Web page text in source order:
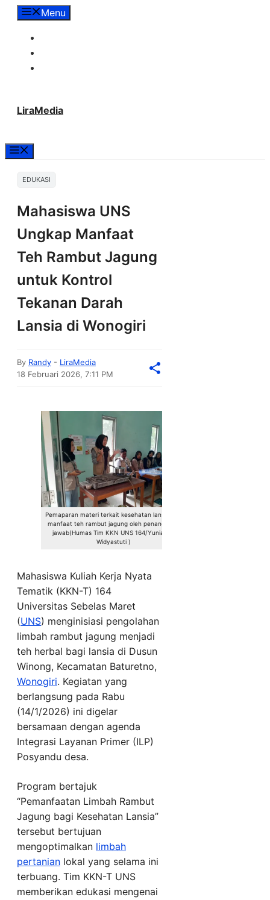
LangsungMenu
LiraMedia
EDUKASI
Mahasiswa UNS
Ungkap Manfaat
Teh Rambut Jagung
untuk Kontrol
Tekanan Darah
Lansia di Wonogiri
By Randy - LiraMedia
18 Februari 2026, 7:11 PM
Pemaparan materi terkait kesehatan lansia dan
manfaat teh rambut jagung oleh penanggung
jawab(Humas Tim KKN UNS 164/Yuniar Tri
Widyastuti )
Mahasiswa Kuliah Kerja Nyata
Tematik (KKN-T) 164
Universitas Sebelas Maret
(UNS) menginisiasi pengolahan
limbah rambut jagung menjadi
teh herbal bagi lansia di Dusun
Winong, Kecamatan Baturetno,
Wonogiri. Kegiatan yang
berlangsung pada Rabu
(14/1/2026) ini digelar
bersamaan dengan agenda
Integrasi Layanan Primer (ILP)
Posyandu desa.
Program bertajuk
“Pemanfaatan Limbah Rambut
Jagung bagi Kesehatan Lansia”
tersebut bertujuan
mengoptimalkan limbah
pertanian lokal yang selama ini
terbuang. Tim KKN-T UNS
memberikan edukasi mengenai